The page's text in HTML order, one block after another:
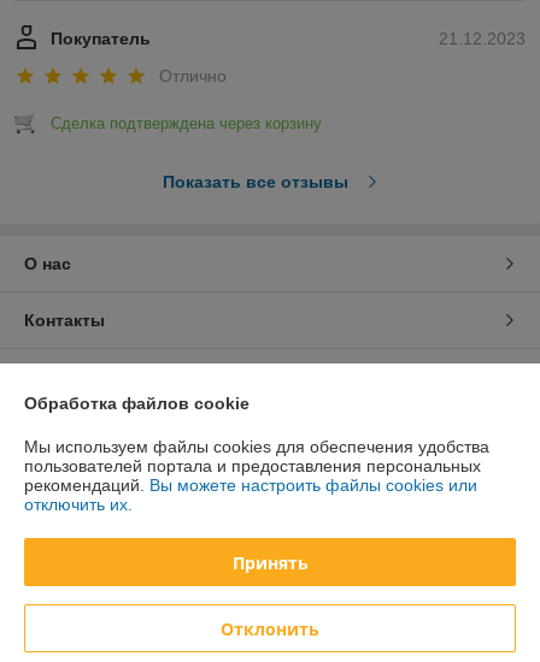
21.12.2023
Покупатель
Отлично
Сделка подтверждена через корзину
Показать все отзывы
О нас
Контакты
Полная версия сайта
Политика обработки cookies
Сайт создан на платформе Deal.by
Обработка файлов cookie
Мы используем файлы cookies для обеспечения удобства
пользователей портала и предоставления персональных
рекомендаций. Вы можете настроить файлы cookies или
отключить их.
Принять
Отклонить